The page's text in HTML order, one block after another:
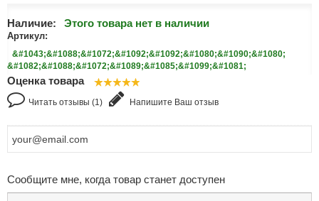
Наличие: Этого товара нет в наличии
Артикул:
&#1043;&#1088;&#1072;&#1092;&#1092;&#1080;&#1090;&#1080;
&#1082;&#1088;&#1072;&#1089;&#1085;&#1099;&#1081;
Оценка товара
Читать отзывы (1) Напишите Ваш отзыв
Сообщите мне, когда товар станет доступен